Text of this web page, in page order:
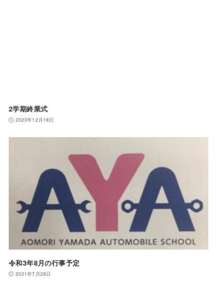
2学期終業式
2023年12月18日
令和3年8月の行事予定
2021年7月28日